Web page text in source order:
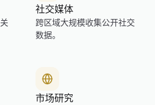
社交媒体
跨区域大规模收集公开社交
数据。
市场研究